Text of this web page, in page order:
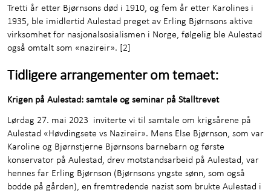
Tretti år etter Bjørnsons død i 1910, og fem år etter Karolines i
1935, ble imidlertid Aulestad preget av Erling Bjørnsons aktive
virksomhet for nasjonalsosialismen i Norge, følgelig ble Aulestad
også omtalt som «nazireir». [2]
Tidligere arrangementer om temaet:
Krigen på Aulestad: samtale og seminar på Stalltrevet
Lørdag 27. mai 2023 inviterte vi til samtale om krigsårene på
Aulestad «Høvdingsete vs Nazireir». Mens Else Bjørnson, som var
Karoline og Bjørnstjerne Bjørnsons barnebarn og første
konservator på Aulestad, drev motstandsarbeid på Aulestad, var
hennes far Erling Bjørnson (Bjørnsons yngste sønn, som også
bodde på gården), en fremtredende nazist som brukte Aulestad i